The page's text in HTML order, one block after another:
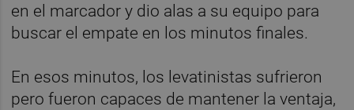
en el marcador y dio alas a su equipo para
buscar el empate en los minutos finales.
En esos minutos, los levatinistas sufrieron
pero fueron capaces de mantener la ventaja,